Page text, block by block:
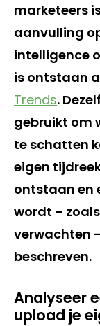
marketeers
aanvulling
intelligence
is ontstaan
Trends.
gebruikt om
te schatten
eigen
ontstaan en
wordt –
verwachten
beschreven.
Analyseer
upload je